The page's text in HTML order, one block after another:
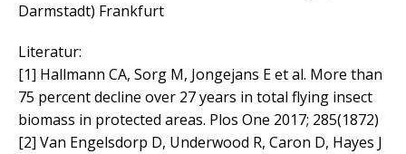
Darmstadt) Frankfurt
Literatur:
[1] Hallmann CA, Sorg M, Jongejans E et al. More than
75 percent decline over 27 years in total flying insect
biomass in protected areas. Plos One 2017; 285(1872)
[2] Van Engelsdorp D, Underwood R, Caron D, Hayes J